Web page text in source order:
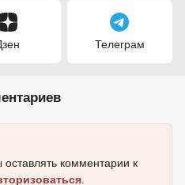
Телеграм
комментарии к